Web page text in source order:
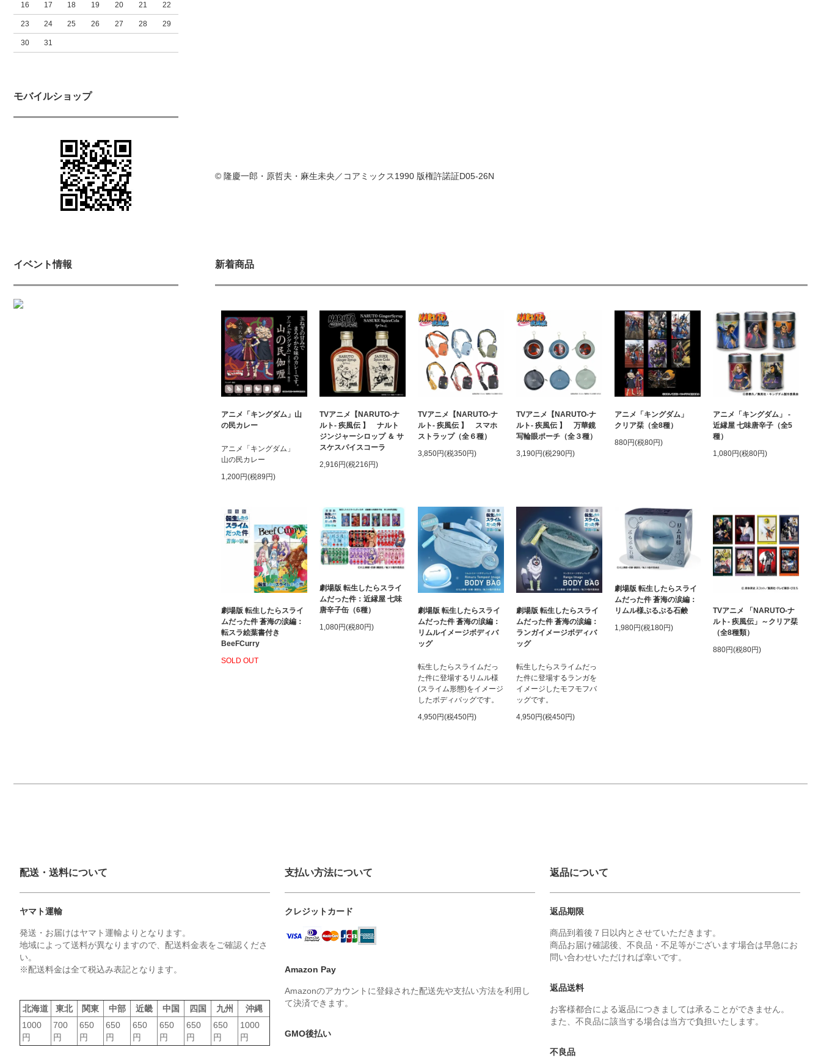
16 17 18 19 20 21 22
23 24 25 26 27 28 29
30 31
モバイルショップ
イベント情報
© 隆慶一郎・原哲夫・麻生未央／コアミックス1990 版権許諾証D05-26N
新着商品
アニメ「キングダム」山
の民カレー
アニメ「キングダム」
山の民カレー
1,200円(税89円)
TVアニメ【NARUTO-ナ
ルト- 疾風伝 】 ナルト
ジンジャーシロップ ＆ サ
スケスパイスコーラ
2,916円(税216円)
TVアニメ【NARUTO-ナ
ルト- 疾風伝 】 スマホ
ストラップ（全６種）
3,850円(税350円)
TVアニメ【NARUTO-ナ
ルト- 疾風伝 】 万華鏡
写輪眼ポーチ（全３種）
3,190円(税290円)
アニメ「キングダム」
クリア栞（全8種）
880円(税80円)
アニメ「キングダム」 -
近縁屋 七味唐辛子（全5
種）
1,080円(税80円)
劇場版 転生したらスライ
ムだった件 蒼海の涙編：
転スラ絵葉書付き
BeeFCurry
SOLD OUT
劇場版 転生したらスライ
ムだった件：近縁屋 七味
唐辛子缶（6種）
1,080円(税80円)
劇場版 転生したらスライ
ムだった件 蒼海の涙編：
リムルイメージボディバ
ッグ
転生したらスライムだっ
た件に登場するリムル様
(スライム形態)をイメージ
したボディバッグです。
4,950円(税450円)
劇場版 転生したらスライ
ムだった件 蒼海の涙編：
ランガイメージボディバ
ッグ
転生したらスライムだっ
た件に登場するランガを
イメージしたモフモフバ
ッグです。
4,950円(税450円)
劇場版 転生したらスライ
ムだった件 蒼海の涙編：
リムル様ぷるぷる石鹸
1,980円(税180円)
TVアニメ 「NARUTO-ナ
ルト- 疾風伝」～クリア栞
（全8種類）
880円(税80円)
配送・送料について
ヤマト運輸
発送・お届けはヤマト運輸よりとなります。
地域によって送料が異なりますので、配送料金表をご確認くださ
い。
※配送料金は全て税込み表記となります。
北海道 東北 関東 中部 近畿 中国 四国 九州
沖縄
1000
円
700
円
650
円
650
円
650
円
650
円
650
円
650
円
1000
円
支払い方法について
クレジットカード
Amazon Pay
Amazonのアカウントに登録された配送先や支払い方法を利用し
て決済できます。
GMO後払い
返品について
返品期限
商品到着後７日以内とさせていただきます。
商品お届け確認後、不良品・不足等がございます場合は早急にお
問い合わせいただければ幸いです。
返品送料
お客様都合による返品につきましては承ることができません。
また、不良品に該当する場合は当方で負担いたします。
不良品